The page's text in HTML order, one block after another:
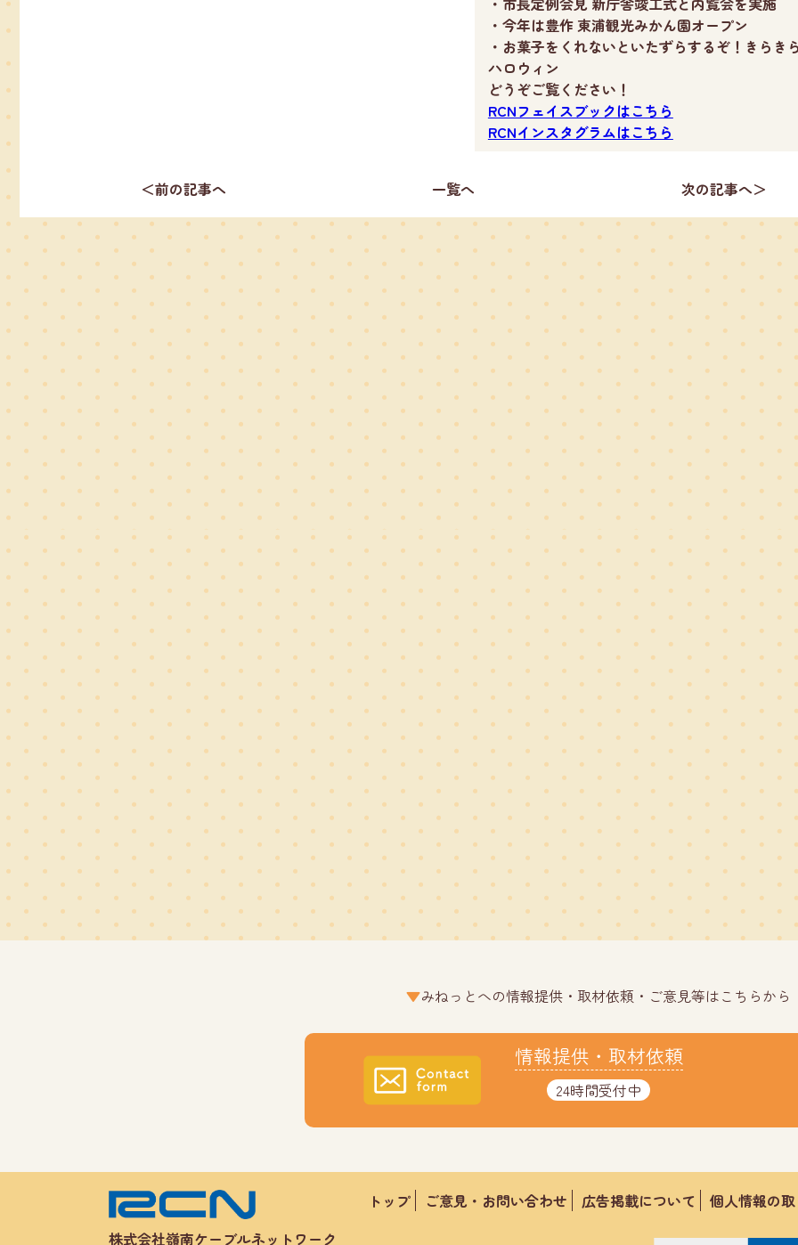
・今年は豊作 東浦観光みかん園オープン
・お菓子をくれないといたずらするぞ！きらき
ハロウィン
どうぞご覧ください！
RCNフェイスブックはこちら
RCNインスタグラムはこちら
＜前の記事へ 一覧へ 次の記事へ＞
みねっとへの情報提供・取材依頼・ご意見等はこちらから
情報提供・取材依頼
24時間受付中
株式会社嶺南ケーブルネットワーク
トップ ご意見・お問い合わせ 広告掲載について 個人情報の